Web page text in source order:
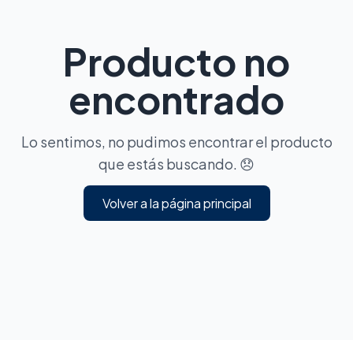
Producto no
encontrado
Lo sentimos, no pudimos encontrar el producto
que estás buscando. 😞
Volver a la página principal